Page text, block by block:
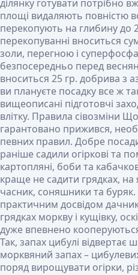
ділянку готувати потрібно
площі видаляють повністю
перекопують на глибину до
перекопуванні вноситься
золи, перегною і
безпосередньо перед
вноситься 25 гр. добрива з
ви плануєте посадку все ж
вищеописані підготовчі
влітку. Правила сівозміни
гарантовано прижився,
певних правил. Добре
раніше садили огіркові та
картопляні, боби та
краще не садити грядках,
часник, соняшники та
практичним досвідом
грядках моркву і кущівку,
дуже впевнено
Так, запах цибулі відвертає
морквяний запах –
поряд вирощувати огірки,